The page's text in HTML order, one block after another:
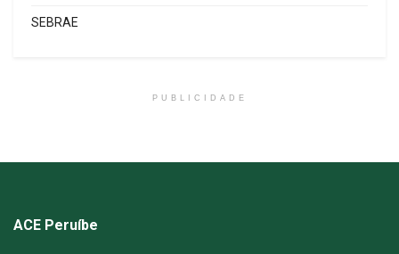
SEBRAE
PUBLICIDADE
ACE Peruíbe